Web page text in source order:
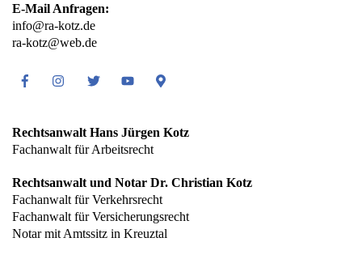
E-Mail Anfragen:
info@ra-kotz.de
ra-kotz@web.de
FacebookInstagramTwitter YoutubeGoogle
Rechtsanwalt Hans Jürgen Kotz
Fachanwalt für Arbeitsrecht
Rechtsanwalt und Notar Dr. Christian Kotz
Fachanwalt für Verkehrsrecht
Fachanwalt für Versicherungsrecht
Notar mit Amtssitz in Kreuztal